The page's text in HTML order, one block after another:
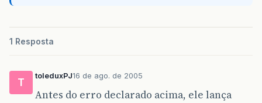
1 Resposta
T
toleduxPJ16 de ago. de 2005
Antes do erro declarado acima, ele lança